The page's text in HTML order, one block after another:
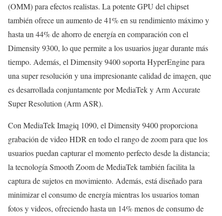
(OMM) para efectos realistas. La potente GPU del chipset
también ofrece un aumento de 41% en su rendimiento máximo y
hasta un 44% de ahorro de energía en comparación con el
Dimensity 9300, lo que permite a los usuarios jugar durante más
tiempo. Además, el Dimensity 9400 soporta HyperEngine para
una super resolución y una impresionante calidad de imagen, que
es desarrollada conjuntamente por MediaTek y Arm Accurate
Super Resolution (Arm ASR).
Con MediaTek Imagiq 1090, el Dimensity 9400 proporciona
grabación de video HDR en todo el rango de zoom para que los
usuarios puedan capturar el momento perfecto desde la distancia;
la tecnología Smooth Zoom de MediaTek también facilita la
captura de sujetos en movimiento. Además, está diseñado para
minimizar el consumo de energía mientras los usuarios toman
fotos y videos, ofreciendo hasta un 14% menos de consumo de